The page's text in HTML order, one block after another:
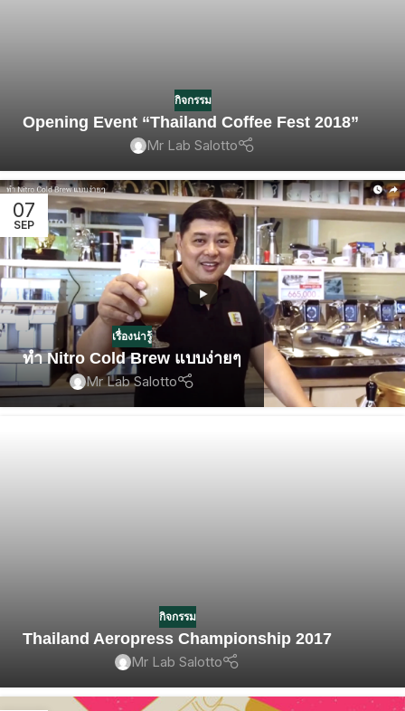
กิจกรรม
Opening Event “Thailand Coffee Fest 2018”
Mr Lab Salotto
07
SEP
เรื่องน่ารู้
ทำ Nitro Cold Brew แบบง่ายๆ
Mr Lab Salotto
กิจกรรม
Thailand Aeropress Championship 2017
Mr Lab Salotto